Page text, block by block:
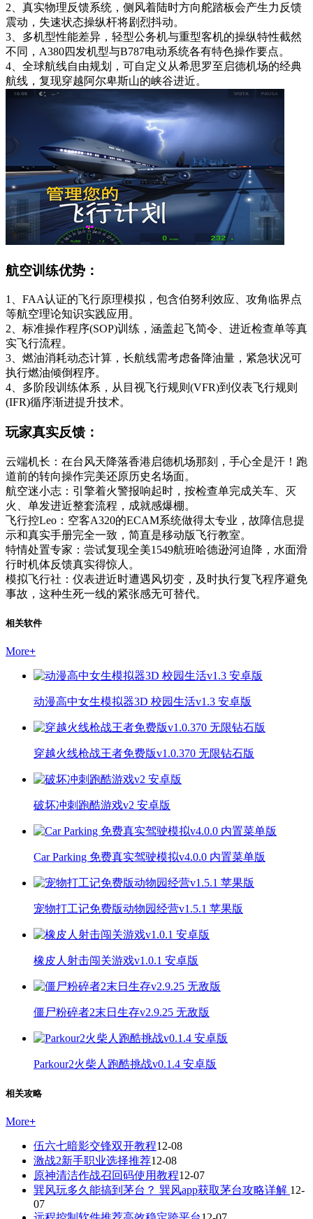
2、真实物理反馈系统，侧风着陆时方向舵踏板会产生力反馈
震动，失速状态操纵杆将剧烈抖动。
3、多机型性能差异，轻型公务机与重型客机的操纵特性截然
不同，A380四发机型与B787电动系统各有特色操作要点。
4、全球航线自由规划，可自定义从希思罗至启德机场的经典
航线，复现穿越阿尔卑斯山的峡谷进近。
航空训练优势：
1、FAA认证的飞行原理模拟，包含伯努利效应、攻角临界点
等航空理论知识实践应用。
2、标准操作程序(SOP)训练，涵盖起飞简令、进近检查单等真
实飞行流程。
3、燃油消耗动态计算，长航线需考虑备降油量，紧急状况可
执行燃油倾倒程序。
4、多阶段训练体系，从目视飞行规则(VFR)到仪表飞行规则
(IFR)循序渐进提升技术。
玩家真实反馈：
云端机长：在台风天降落香港启德机场那刻，手心全是汗！跑
道前的转向操作完美还原历史名场面。
航空迷小志：引擎着火警报响起时，按检查单完成关车、灭
火、单发进近整套流程，成就感爆棚。
飞行控Leo：空客A320的ECAM系统做得太专业，故障信息提
示和真实手册完全一致，简直是移动版飞行教室。
特情处置专家：尝试复现全美1549航班哈德逊河迫降，水面滑
行时机体反馈真实得惊人。
模拟飞行社：仪表进近时遭遇风切变，及时执行复飞程序避免
事故，这种生死一线的紧张感无可替代。
相关软件
More+
动漫高中女生模拟器3D 校园生活v1.3 安卓版
穿越火线枪战王者免费版v1.0.370 无限钻石版
破坏冲刺跑酷游戏v2 安卓版
Car Parking 免费真实驾驶模拟v4.0.0 内置菜单版
宠物打工记免费版动物园经营v1.5.1 苹果版
橡皮人射击闯关游戏v1.0.1 安卓版
僵尸粉碎者2末日生存v2.9.25 无敌版
Parkour2火柴人跑酷挑战v0.1.4 安卓版
相关攻略
More+
伍六七暗影交锋双开教程12-08
激战2新手职业选择推荐12-08
原神清洁作战召回码使用教程12-07
巽风玩多久能搞到茅台？ 巽风app获取茅台攻略详解 12-
07